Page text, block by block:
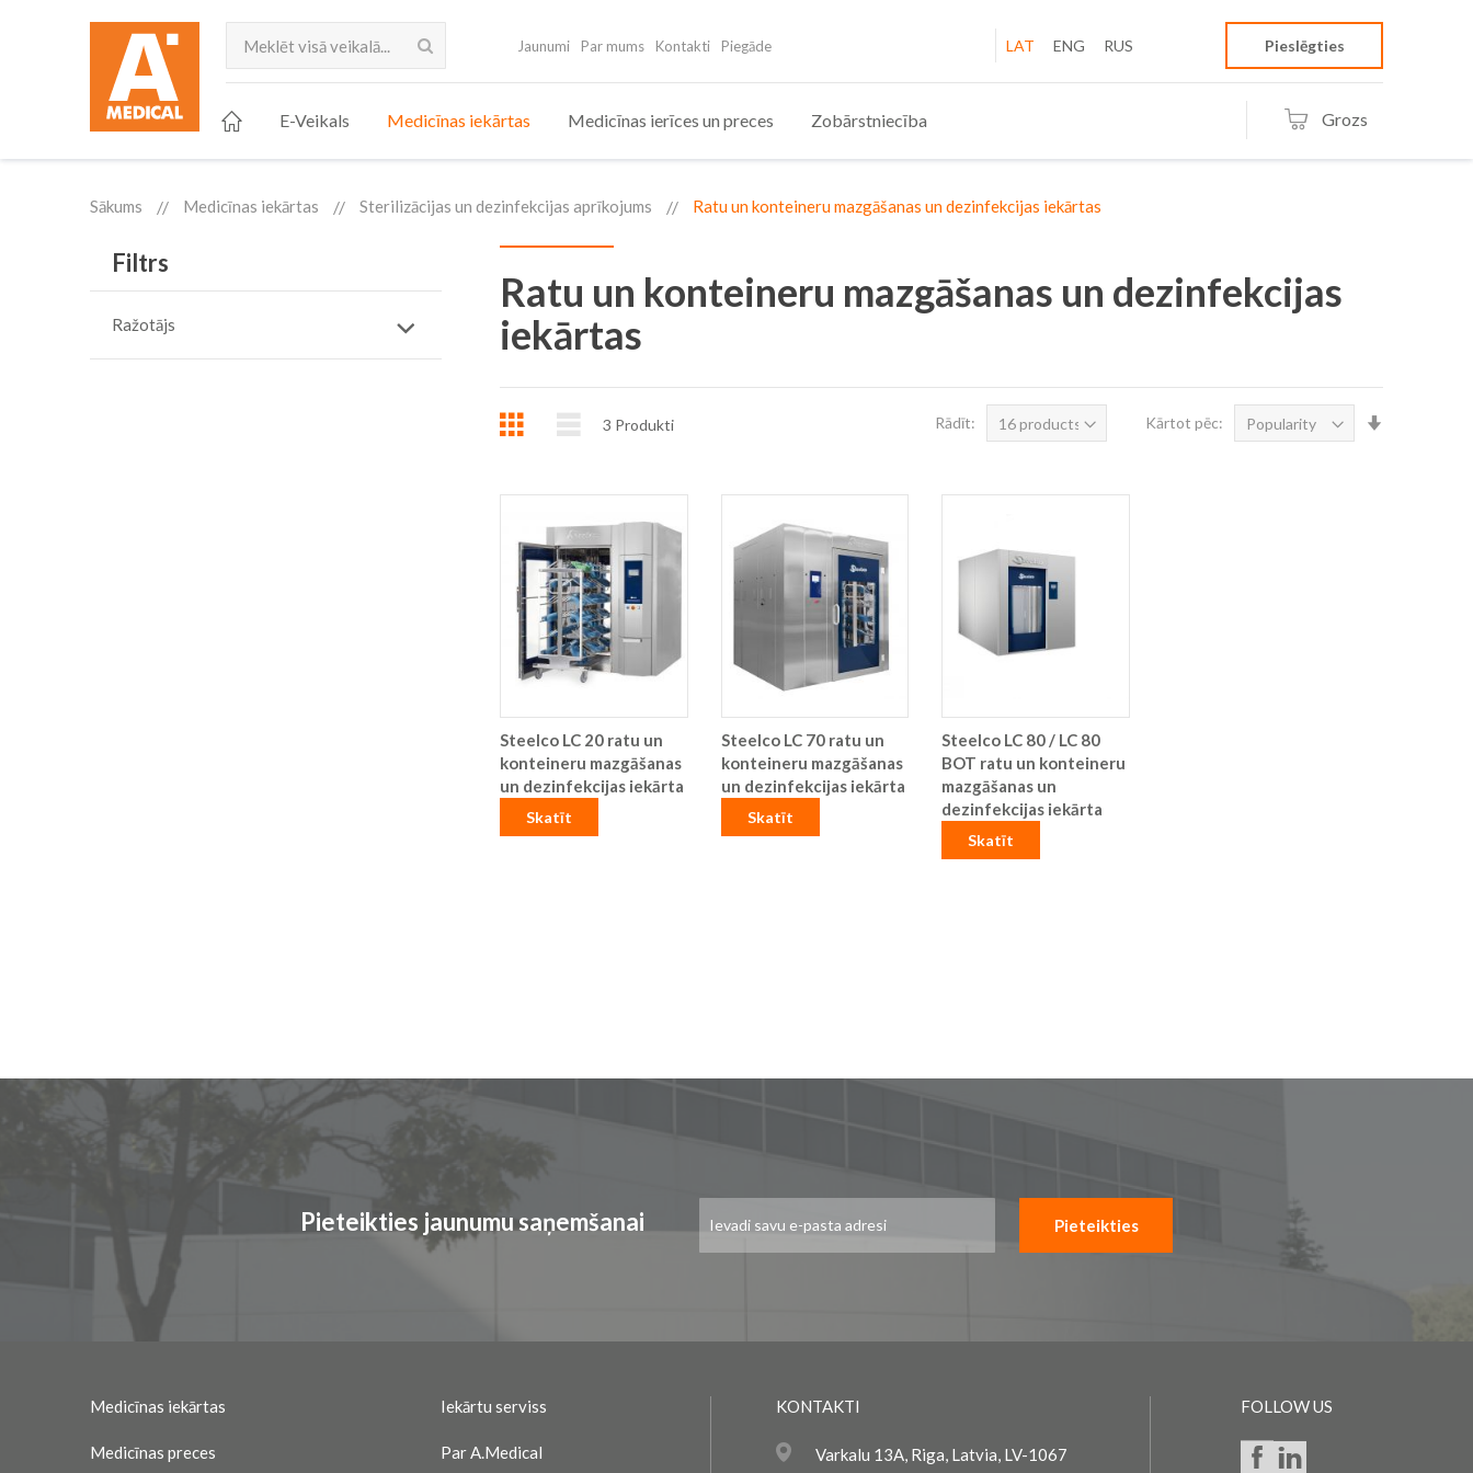
Meklēt
Jaunumi Par mums Kontakti Piegāde LAT ENG RUS Pieslēgties
E-Veikals Medicīnas iekārtas Medicīnas ierīces un preces Zobārstniecība Grozs
Sākums Medicīnas iekārtas Sterilizācijas un dezinfekcijas aprīkojums Ratu un konteineru mazgāšanas un dezinfekcijas iekārtas
Ratu un konteineru mazgāšanas un dezinfekcijas
iekārtas
Režģis Saraksts
3 Produkti Rādīt: Kārtot pēc:
Steelco LC 20 ratu un
konteineru mazgāšanas
un dezinfekcijas iekārta
Skatīt
Steelco LC 70 ratu un
konteineru mazgāšanas
un dezinfekcijas iekārta
Skatīt
Steelco LC 80 / LC 80
BOT ratu un konteineru
mazgāšanas un
dezinfekcijas iekārta
Skatīt
Filtrs
Ražotājs
Pieteikties jaunumu saņemšanai
jaunumu
Pieteikties
Medicīnas iekārtas Iekārtu serviss
Medicīnas preces Par A.Medical
KONTAKTI
Varkalu 13A, Riga, Latvia, LV-1067
FOLLOW US